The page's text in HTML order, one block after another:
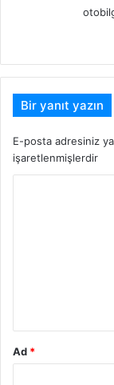
Bir yanıt yazın
E-posta adresiniz
işaretlenmişlerdir
Ad *